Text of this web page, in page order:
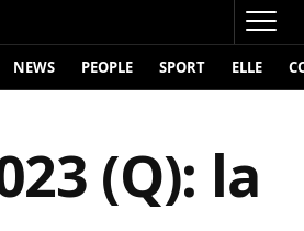
NEWS PEOPLE SPORT ELLE
(Q): la